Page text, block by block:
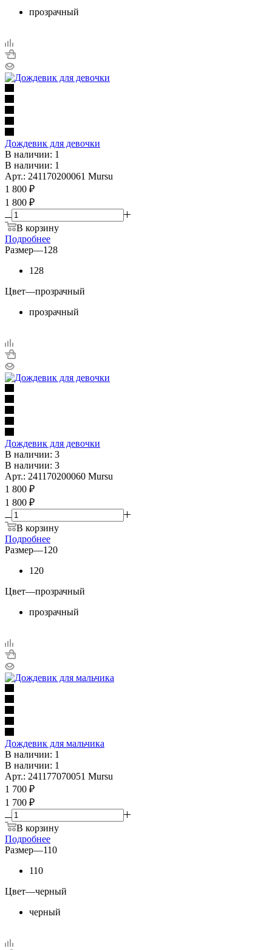
прозрачный
Дождевик для девочки
В наличии: 1
В наличии: 1
Арт.: 241170200061 Mursu
1 800 ₽
1 800 ₽
В корзину
Подробнее
Размер—128
128
Цвет—прозрачный
прозрачный
Дождевик для девочки
В наличии: 3
В наличии: 3
Арт.: 241170200060 Mursu
1 800 ₽
1 800 ₽
В корзину
Подробнее
Размер—120
120
Цвет—прозрачный
прозрачный
Дождевик для мальчика
В наличии: 1
В наличии: 1
Арт.: 241177070051 Mursu
1 700 ₽
1 700 ₽
В корзину
Подробнее
Размер—110
110
Цвет—черный
черный